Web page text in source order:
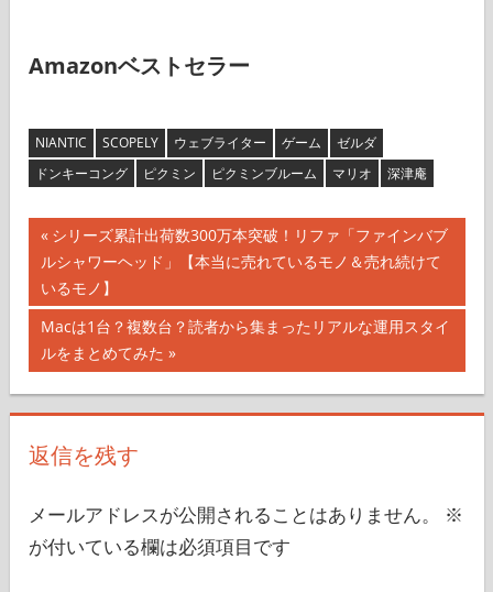
Amazonベストセラー
NIANTIC SCOPELY ウェブライター ゲーム
ゼルダ
ドンキーコング
ピクミン ピクミンブルーム マリオ 深津庵
投
稿
ナ
ビ
ゲ
ー
ョ
前
の
記
事:
シリーズ累計出荷数300万本突破！リファ「ファインバブ
ルシャワーヘッド」【本当に売れているモノ＆売れ続けて
いるモノ】
次
の
記
Macは1台？複数台？読者から集まったリアルな運用スタイ
ルをまとめてみた
返信を残す
メールアドレスが公開されることはありません。
※
が付いている欄は必須項目です